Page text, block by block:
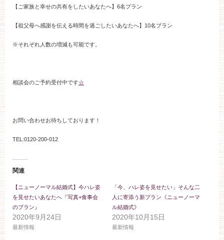
見学予約
小林楼の結婚式
お客様とのご縁
お約束 フォトギャラリー
アクセス
【ご家族と幸せの共有をしたいあなたへ】6名プラン
【祖父母へ感謝を伝える時間を過ごしたいあなたへ】10名プラン
※それぞれ人数の増減も可能です。
相談会のご予約受付中です☆
お問い合わせお待ちしております！
TEL:0120-200-012
関連
【ニューノーマル結婚式】今ハレ姿
を見せたいあなたへ『写真+食事会
のプラン』
2020年9月24日
最新情報
「今、ハレ姿を見せたい」そんな二
人に寄添う新プラン《ニューノーマ
ル結婚式》
2020年10月15日
最新情報